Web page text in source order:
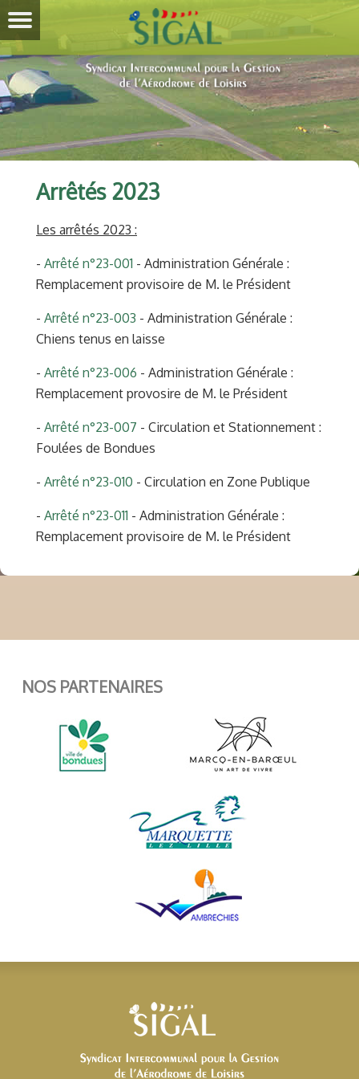
Arrêtés 2023
Les arrêtés 2023 :
- Arrêté n°23-001 - Administration Générale :
Remplacement provisoire de M. le Président
- Arrêté n°23-003 - Administration Générale :
Chiens tenus en laisse
- Arrêté n°23-006 - Administration Générale :
Remplacement provosire de M. le Président
- Arrêté n°23-007 - Circulation et Stationnement :
Foulées de Bondues
- Arrêté n°23-010 - Circulation en Zone Publique
- Arrêté n°23-011 - Administration Générale :
Remplacement provisoire de M. le Président
NOS PARTENAIRES